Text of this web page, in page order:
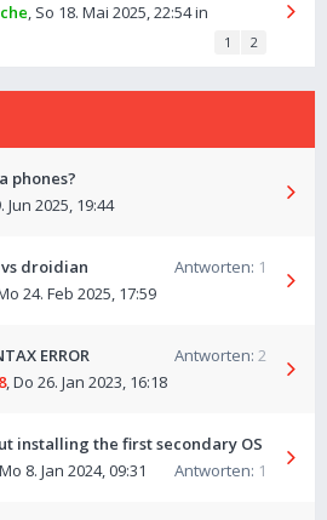
, So 18. Mai 2025, 22:54in
1 2
phones?
Jun 2025, 19:44
droidian Antworten: 1
24. Feb 2025, 17:59
ERROR Antworten: 2
,Do 26. Jan 2023, 16:18
installing the first secondary OS
Antworten: 1
Mo 8. Jan 2024, 09:31